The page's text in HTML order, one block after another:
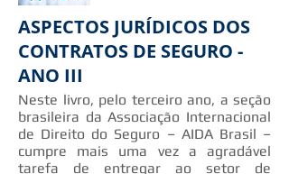
ASPECTOS JURÍDICOS DOS
CONTRATOS DE SEGURO -
ANO III
Neste livro, pelo terceiro ano, a seção
brasileira da Associação Internacional
de Direito do Seguro – AIDA Brasil –
cumpre mais uma vez a agradável
tarefa de entregar ao setor de